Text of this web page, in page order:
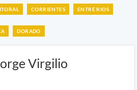
CORRIENTES ENTRE RIOS
DORADO
Virgilio